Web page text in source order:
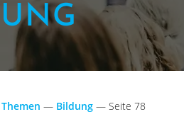
Themen — Bildung — Seite 78